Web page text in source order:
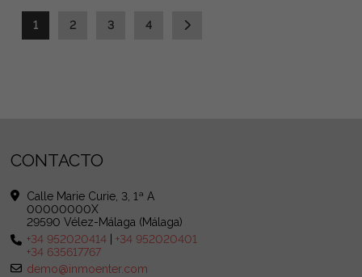
1 2 3 4
CONTACTO
Calle Marie Curie, 3, 1ª A
00000000X
29590 Vélez-Málaga (Málaga)
+34 952020414 |+34 952020401
+34 635617767
demo@inmoenter.com